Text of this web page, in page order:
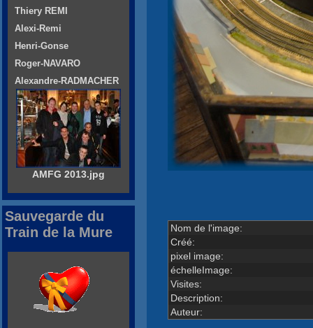
Nom de l'image:
Créé:
pixel image:
échelleImage:
Visites:
Description:
Auteur:
Thiery REMI
Alexi-Remi
Henri-Gonse
Roger-NAVARO
Alexandre-RADMACHER
AMFG 2013.jpg
Sauvegarde du
Train de la Mure